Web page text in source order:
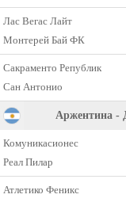
Лас Вегас Лайт
Монтерей Бай ФК
Сакраменто Републик
Сан Антонио
Аржентина -
Комуникасионес
Реал Пилар
Атлетико Феникс